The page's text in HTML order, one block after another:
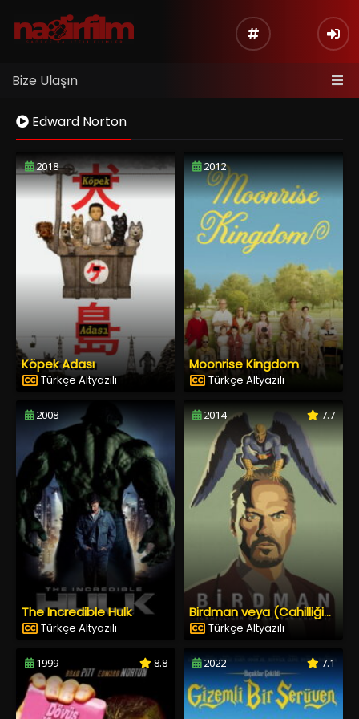
Bize Ulaşın
Edward Norton
2018
Köpek Adası
Türkçe Altyazılı
2012
Moonrise Kingdom
Türkçe Altyazılı
2008
The Incredible Hulk
Türkçe Altyazılı
2014 7.7
Birdman veya (Cahilliğin Umulmayan Erdemi)
Türkçe Altyazılı
1999 8.8 2022 7.1